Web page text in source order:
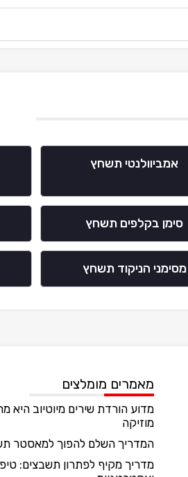
אמביוולנטי תשחץ
סימן בקלפים תשחץ
מסימני הניקוד תשחץ
מאמרים מומלצים
מדוע הורדת שירים מיוטיוב היא
מוזיקה
המדריך השלם להפוך למאסטר
מדריך מקיף לפתרון תשבצים: